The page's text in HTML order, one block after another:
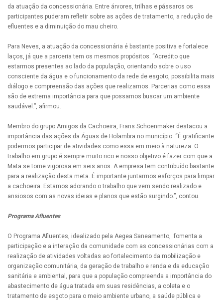
da atuação da concessionária. Entre árvores, trilhas e pássaros os
participantes puderam refletir sobre as ações de tratamento, a redução de
efluentes e a diminuição do mau cheiro.
Para Neves, a atuação da concessionária é bastante positiva e fortalece
laços, já que a parceria tem os mesmos propósitos. “Acredito que
estarmos presentes ao lado da população, orientando sobre o uso
consciente da água e o funcionamento da rede de esgoto, possibilita mais
diálogo e compreensão das ações que realizamos. Parcerias como essa
são de extrema importância para que possamos buscar um ambiente
saudável.”, afirmou.
Membro do grupo Amigos da Cachoeira, Frans Schoenmaker destacou a
importância das ações da Águas de Holambra no município. “É gratificante
podermos participar de atividades como essa em meio à natureza. O
trabalho em grupo é sempre muito rico e nosso objetivo é fazer com que a
Mata se torne vigorosa em seis anos. A empresa tem contribuído bastante
para a realização desta meta. É importante juntarmos esforços para limpar
a cachoeira. Estamos adorando o trabalho que vem sendo realizado e
ansiosos com as novas ideias e planos que estão surgindo.”, contou.
Programa Afluentes
O Programa Afluentes, idealizado pela Aegea Saneamento, fomenta a
participação e a interação da comunidade com as concessionárias com a
realização de atividades voltadas ao fortalecimento da mobilização e
organização comunitária, da geração de trabalho e renda e da educação
sanitária e ambiental, para que a população compreenda a importância do
abastecimento de água tratada em suas residências, a coleta e o
tratamento de esgoto para o meio ambiente urbano, a saúde pública e